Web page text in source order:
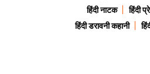
हिंदी नाटक
हिंदी
हिंदी डरावनी कहानी